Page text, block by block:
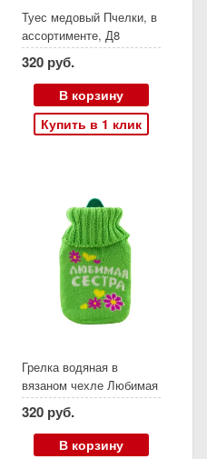
Туес медовый Пчелки, в
ассортименте, Д8
320 руб.
В корзину
Купить в 1 клик
Грелка водяная в
вязаном чехле Любимая
сестра 300 мл, резина
ICE
320 руб.
В корзину